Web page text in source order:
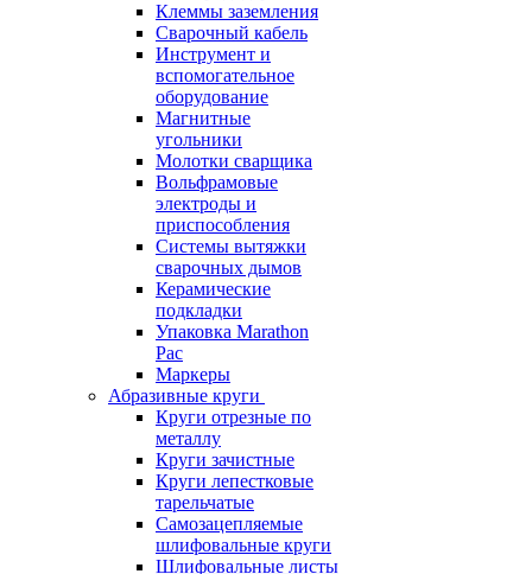
Клеммы заземления
Сварочный кабель
Инструмент и
вспомогательное
оборудование
Магнитные
угольники
Молотки сварщика
Вольфрамовые
электроды и
приспособления
Системы вытяжки
сварочных дымов
Керамические
подкладки
Упаковка Marathon
Pac
Маркеры
Абразивные круги
Круги отрезные по
металлу
Круги зачистные
Круги лепестковые
тарельчатые
Самозацепляемые
шлифовальные круги
Шлифовальные листы